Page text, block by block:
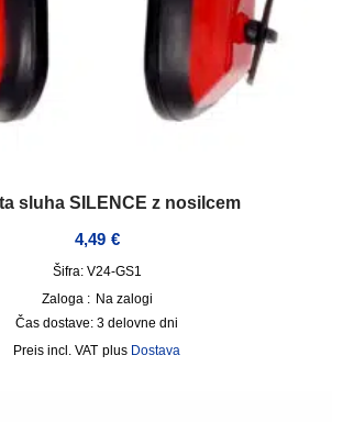
sluha SILENCE z nosilcem
4,49 €
Šifra: V24-GS1
Zaloga : Na zalogi
Čas dostave: 3 delovne dni
incl. VAT plus Dostava